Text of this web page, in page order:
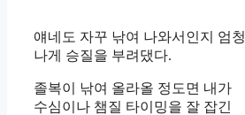
얘네도 자꾸 낚여 나와서인지 엄청
나게 승질을 부려댔다.
졸복이 낚여 올라올 정도면 내가
수심이나 챔질 타이밍을 잘 잡긴